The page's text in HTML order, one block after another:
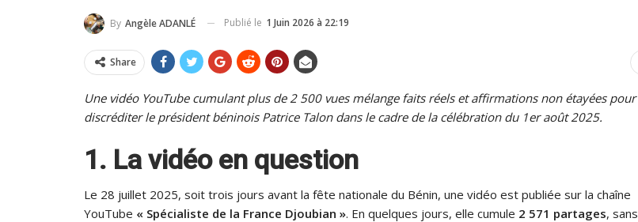
By Angèle ADANLÉ Publié le 1 Juin 2026 à 22:19
Share
Une vidéo YouTube cumulant plus de 2 500 vues mélange faits réels et affirmations non étayées pour
discréditer le président béninois Patrice Talon dans le cadre de la célébration du 1er août 2025.
1. La vidéo en question
Le 28 juillet 2025, soit trois jours avant la fête nationale du Bénin, une vidéo est publiée sur la chaîne
YouTube « Spécialiste de la France Djoubian ». En quelques jours, elle cumule 2 571 partages, sans